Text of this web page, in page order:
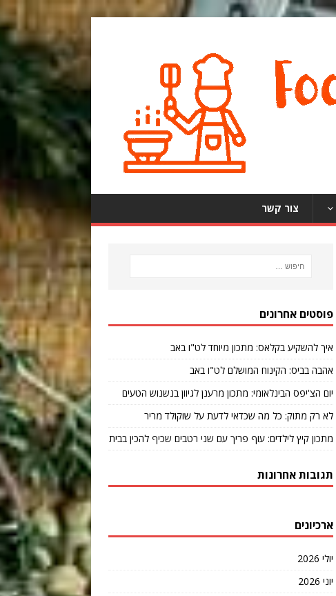
צור קשר
פוסטים אחרונים
איך להשקיע בקלאס: מתכון מיוחד לט"ו באב
אהבה בביס: הקינוח המושלם לט"ו באב
יום הצ'יפס הבינלאומי: מתכון מרענן לגיוון בנשנוש הטעים
לא רק מתוק: כל מה שכדאי לדעת על שוקולד מריר
מתכון קיץ לילדים: עוף פריך עם שני רטבים שכיף להכין בבית
תגובות אחרונות
ארכיונים
יולי 2026
יוני 2026